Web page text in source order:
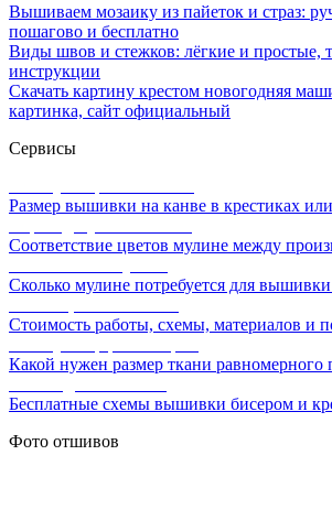
Вышиваем мозаику из пайеток и страз:
пошагово и бесплатно
Виды швов и стежков: лёгкие и простые,
инструкции
Скачать картину крестом новогодняя
картинка, сайт официальный
Сервисы
Размер вышивки на канве в крестиках
Соответствие цветов мулине между
Сколько мулине потребуется для
Стоимость работы, схемы, материалов и
Какой нужен размер ткани равномерного
Бесплатные схемы вышивки бисером и
Фото отшивов